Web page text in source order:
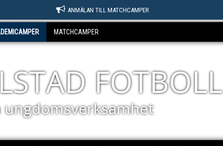
ANMÄLAN TILL MATCHCAMPER
MATCHCAMPER
FOTBOLL
ungdomsverksamhet